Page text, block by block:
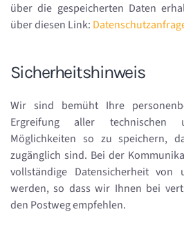
über die gespeicherten Daten
über diesen Link:
Sicherheitshinweis
Wir sind bemüht Ihre
Ergreifung aller technischen
Möglichkeiten so zu speichern,
zugänglich sind. Bei der
vollständige Datensicherheit von
werden, so dass wir Ihnen bei
den Postweg empfehlen.